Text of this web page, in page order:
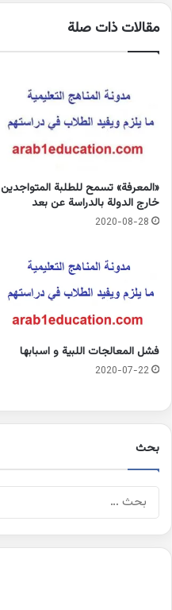
مقالات ذات صلة
«المعرفة» تسمح للطلبة المتواجدين
خارج الدولة بالدراسة عن بعد
2020-08-28
فشل المعالجات اللبية و اسبابها
2020-07-22
بحث